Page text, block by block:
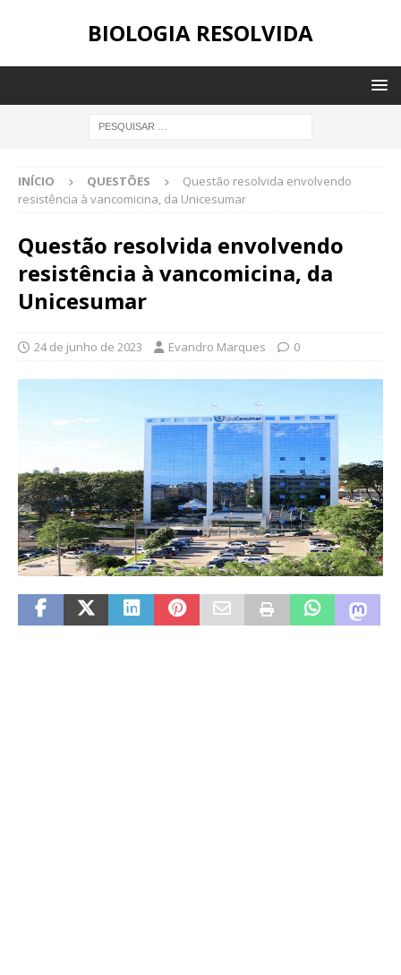
BIOLOGIA RESOLVIDA
INÍCIO QUESTÕES
Questão resolvida envolvendo
resistência à vancomicina, da Unicesumar
Questão resolvida envolvendo
resistência à vancomicina, da
Unicesumar
24 de junho de 2023 Evandro Marques 0